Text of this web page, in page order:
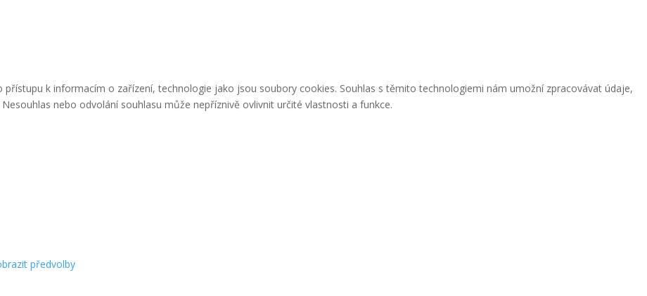
k informacím o zařízení, technologie jako jsou soubory cookies. Souhlas s těmito technologiemi nám umožní zpracovávat údaje,
nebo odvolání souhlasu může nepříznivě ovlivnit určité vlastnosti a funkce.
předvolby